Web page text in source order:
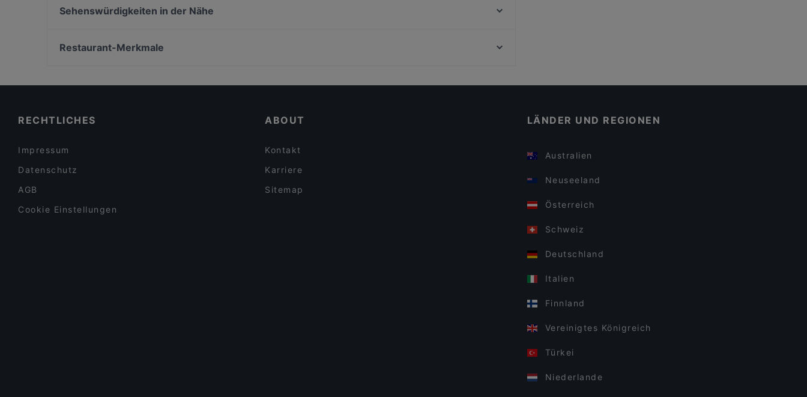
THE SMOKEHOUSE BAR & BARBECUE
Restaurant Sigiriya
Sehenswürdigkeiten in der Nähe
Heilig-Geist-Kirche, München
Restaurant-Merkmale
RECHTLICHES
Impressum
Datenschutz
AGB
Cookie Einstellungen
ABOUT
Kontakt
Karriere
Sitemap
LÄNDER UND REGIONEN
Australien
Neuseeland
Österreich
Schweiz
Deutschland
Italien
Finnland
Vereinigtes Königreich
Türkei
Niederlande